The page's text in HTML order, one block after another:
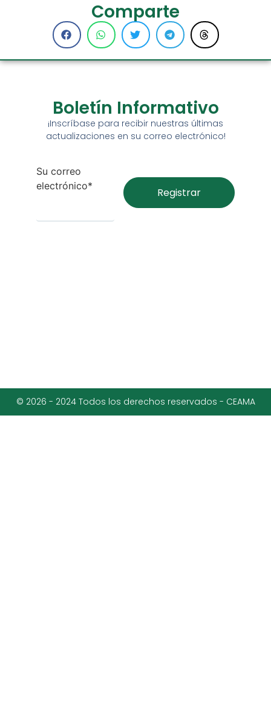
Comparte
Boletín Informativo
¡Inscríbase para recibir nuestras últimas
actualizaciones en su correo electrónico!
Su correo
electrónico*
© 2026 - 2024 Todos los derechos reservados - CEAMA